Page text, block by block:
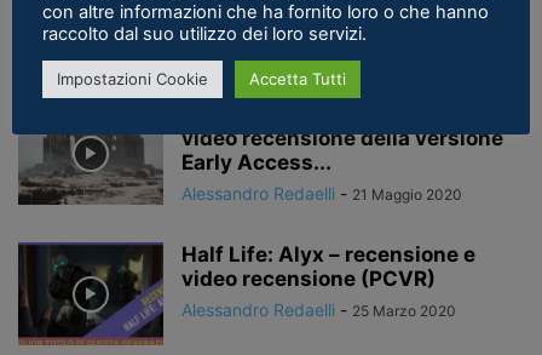
Alessio «Back To VR» Menegazzi
video recensione della versione
Early Access...
Alessandro Redaelli - 21 Maggio 2020
Half Life: Alyx – recensione e
video recensione (PCVR)
Alessandro Redaelli - 25 Marzo 2020
con altre informazioni che ha fornito loro o che hanno
raccolto dal suo utilizzo dei loro servizi.
Impostazioni Cookie Accetta Tutti